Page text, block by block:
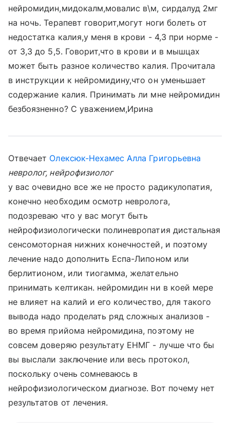
нейромидин,мидокалм,мовалис в\м, сирдалуд 2мг
на ночь. Терапевт говорит,могут ноги болеть от
недостатка калия,у меня в крови - 4,3 при норме -
от 3,3 до 5,5. Говорит,что в крови и в мышцах
может быть разное количество калия. Прочитала
в инструкции к нейромидину,что он уменьшает
содержание калия. Принимать ли мне нейромидин
безбоязненно? С уважением,Ирина
Отвечает Олексюк-Нехамес Алла Григорьевна
невролог, нейрофизиолог
у вас очевидно все же не просто радикулопатия,
конечно необходим осмотр невролога,
подозреваю что у вас могут быть
нейрофизиологически полиневропатия дистальная
сенсомоторная нижних конечностей, и поэтому
лечение надо дополнить Еспа-Липоном или
берлитионом, или тиогамма, желательно
принимать келтикан. нейромидин ни в коей мере
не влияет на калий и его количество, для такого
вывода надо проделать ряд сложных анализов -
во время прийома нейромидина, поэтому не
совсем доверяю результату ЕНМГ - лучше что бы
вы выслали заключение или весь протокол,
поскольку очень сомневаюсь в
нейрофизиологическом диагнозе. Вот почему нет
результатов от лечения.